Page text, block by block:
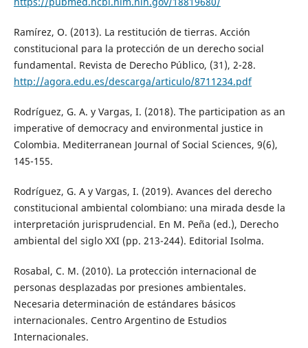
Ramírez, O. (2013). La restitución de tierras. Acción
constitucional para la protección de un derecho social
fundamental. Revista de Derecho Público, (31), 2-28.
http://agora.edu.es/descarga/articulo/8711234.pdf
Rodríguez, G. A. y Vargas, I. (2018). The participation as an
imperative of democracy and environmental justice in
Colombia. Mediterranean Journal of Social Sciences, 9(6),
145-155.
Rodríguez, G. A y Vargas, I. (2019). Avances del derecho
constitucional ambiental colombiano: una mirada desde la
interpretación jurisprudencial. En M. Peña (ed.), Derecho
ambiental del siglo XXI (pp. 213-244). Editorial Isolma.
Rosabal, C. M. (2010). La protección internacional de
personas desplazadas por presiones ambientales.
Necesaria determinación de estándares básicos
internacionales. Centro Argentino de Estudios
Internacionales.